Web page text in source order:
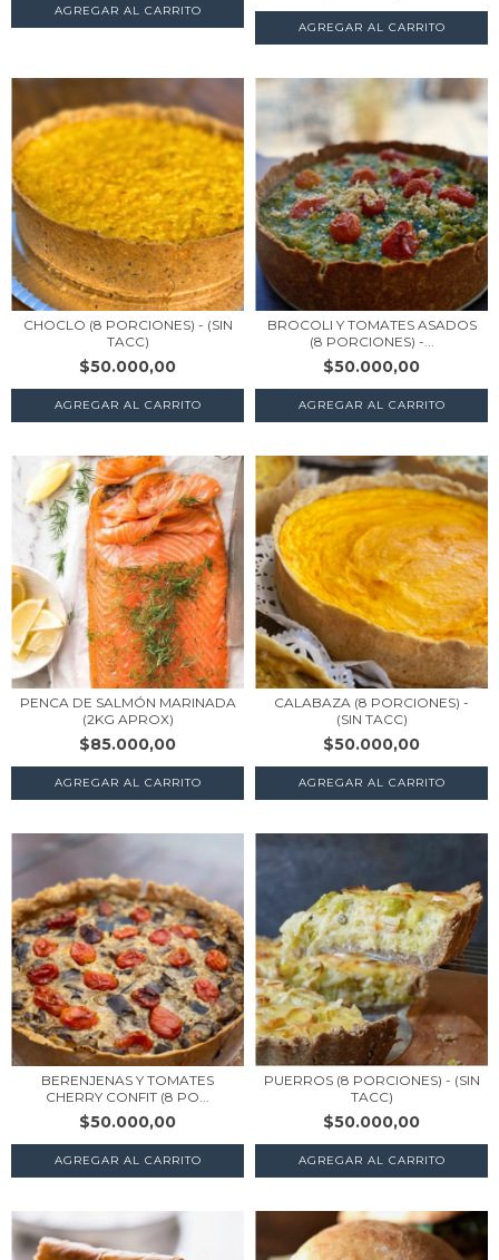
AGREGAR AL CARRITO
AGREGAR AL CARRITO
CHOCLO (8 PORCIONES) - (SIN
TACC)
$50.000,00
AGREGAR AL CARRITO
BROCOLI Y TOMATES ASADOS
(8 PORCIONES) -...
$50.000,00
AGREGAR AL CARRITO
PENCA DE SALMÓN MARINADA
(2KG APROX)
$85.000,00
CALABAZA (8 PORCIONES) -
(SIN TACC)
$50.000,00
AGREGAR AL CARRITO
BERENJENAS Y TOMATES
CHERRY CONFIT (8 PO...
$50.000,00
AGREGAR AL CARRITO
PUERROS (8 PORCIONES) - (SIN
TACC)
$50.000,00
AGREGAR AL CARRITO